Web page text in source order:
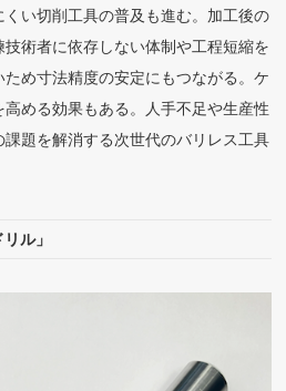
い切削工具の普及も進む。加工後の
術者に依存しない体制や工程短縮を
め寸法精度の安定にもつながる。ケ
める効果もある。人手不足や生産性
題を解消する次世代のバリレス工具
ル」